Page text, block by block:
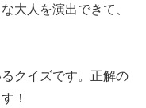
大人を演出できて、
クイズです。正解の
！